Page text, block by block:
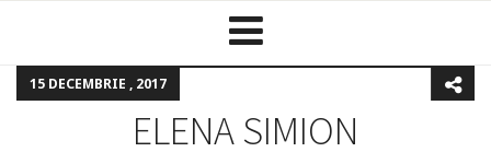
15 DECEMBRIE , 2017
ELENA SIMION